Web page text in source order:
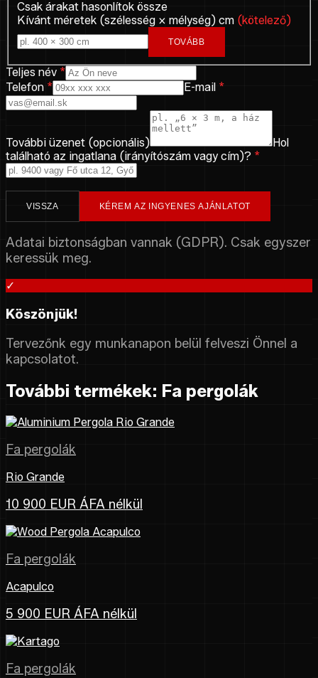
Csak árakat hasonlítok össze
Kívánt méretek (szélesség × mélység) cm (kötelező)
TOVÁBB
Teljes név *
Telefon * E-mail *
További üzenet (opcionális)
Hol
található az ingatlana (irányítószám vagy cím)? *
VISSZA KÉREM AZ INGYENES AJÁNLATOT
Adatai biztonságban vannak (GDPR). Csak egyszer
keressük meg.
✓
Köszönjük!
Tervezőnk egy munkanapon belül felveszi Önnel a
kapcsolatot.
További termékek: Fa pergolák
Fa pergolák
Rio Grande
10 900 EUR ÁFA nélkül
Fa pergolák
Acapulco
5 900 EUR ÁFA nélkül
Fa pergolák